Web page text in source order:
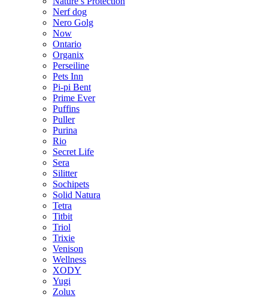
Nerf dog
Nero Golg
Now
Ontario
Organix
Perseiline
Pets Inn
Pi-pi Bent
Prime Ever
Puffins
Puller
Purina
Rio
Secret Life
Sera
Silitter
Sochipets
Solid Natura
Tetra
Titbit
Triol
Trixie
Venison
Wellness
XODY
Yugi
Zolux